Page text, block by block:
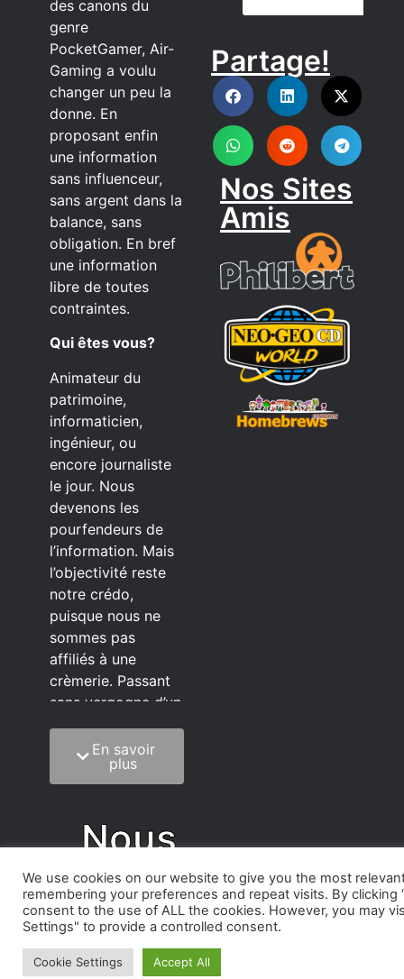
des canons du
genre
PocketGamer, Air-
Gaming a voulu
changer un peu la
donne. En
proposant enfin
une information
sans influenceur,
sans argent dans la
balance, sans
obligation. En bref
une information
libre de toutes
contraintes.
Qui êtes vous?
Animateur du
patrimoine,
informaticien,
ingénieur, ou
encore journaliste
le jour. Nous
devenons les
pourfendeurs de
l’information. Mais
l’objectivité reste
notre crédo,
puisque nous ne
sommes pas
affiliés à une
crèmerie. Passant
sans vergogne d’un
C’est quoi notre
méthode?
sagesse de la
grosse dose
d’autodérision. On
est du pur produit
écrit faisant très
rarement des
En savoir
plus
Nous
C'est
Nous
DISCORD
Partage!
Nos Sites
Amis
We use cookies on our website to give you the most
remembering your preferences and repeat visits. By clicking
consent to the use of ALL the cookies. However, you may
Settings" to provide a controlled consent.
Cookie Settings Accept All